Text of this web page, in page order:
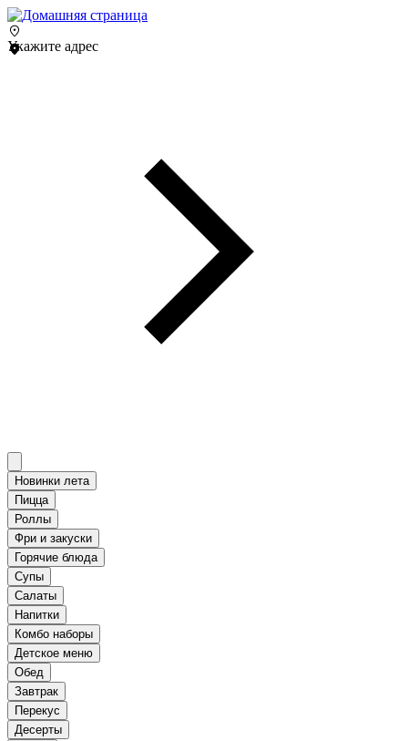
Укажите адрес
Новинки лета
Пицца
Роллы
Фри и закуски
Горячие блюда
Супы
Салаты
Напитки
Комбо наборы
Детское меню
Обед
Завтрак
Перекус
Десерты